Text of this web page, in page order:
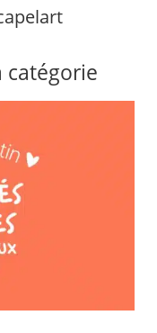
catégorie